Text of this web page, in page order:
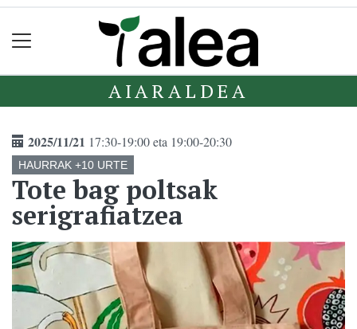
AIARALDEA
2025/11/21 17:30-19:00 eta 19:00-20:30
HAURRAK +10 URTE
Tote bag poltsak
serigrafiatzea